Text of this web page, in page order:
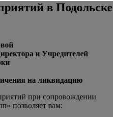
в Подольске
и Учредителей
на ликвидацию
при сопровождении
позволяет вам: